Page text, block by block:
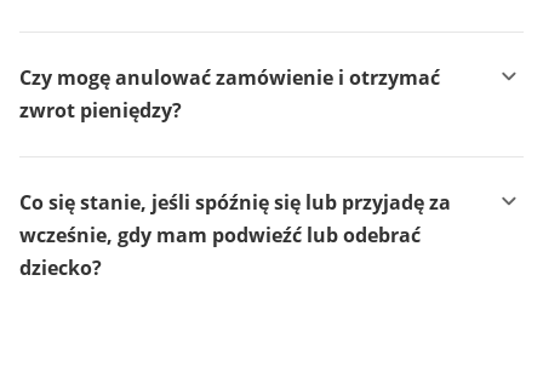
Czy mogę anulować zamówienie i otrzymać
zwrot pieniędzy?
Co się stanie, jeśli spóźnię się lub przyjadę za
wcześnie, gdy mam podwieźć lub odebrać
dziecko?